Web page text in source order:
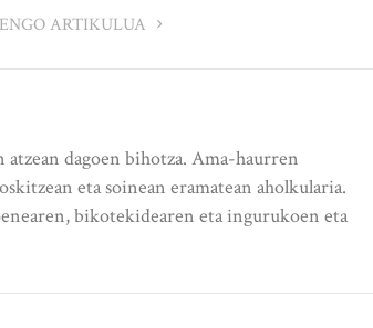
ARTIKULUA
dagoen bihotza. Ama-haurren
eta soinean eramatean aholkularia.
bikotekidearen eta ingurukoen eta